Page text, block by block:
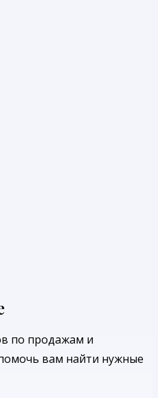
по продажам и
вам найти нужные